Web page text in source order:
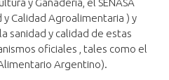
y Ganadería, el SENASA
y Calidad Agroalimentaria ) y
sanidad y calidad de estas
oficiales , tales como el
Argentino).